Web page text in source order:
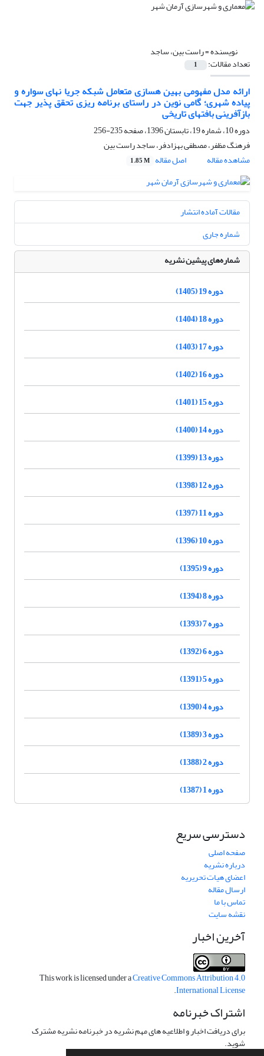
نویسنده =راست بین، ساجد
تعداد مقالات: 1
ارائه مدل مفهومی بهین هسازی متعامل شبکه جریا نهای سواره و
پیاده شهری؛ گامی نوین در راستای برنامه ریزی تحقق پذیر جهت
بازآفرینی بافتهای تاریخی
دوره 10، شماره 19، تابستان 1396، صفحه
235-256
فرهنگ مظفر، مصطفی بهزادفر، ساجد راست بین
مشاهده مقاله
اصل مقاله 1.85 M
مقالات آماده انتشار
شماره جاری
شماره‌های پیشین نشریه
دوره 19 (1405)
دوره 18 (1404)
دوره 17 (1403)
دوره 16 (1402)
دوره 15 (1401)
دوره 14 (1400)
دوره 13 (1399)
دوره 12 (1398)
دوره 11 (1397)
دوره 10 (1396)
دوره 9 (1395)
دوره 8 (1394)
دوره 7 (1393)
دوره 6 (1392)
دوره 5 (1391)
دوره 4 (1390)
دوره 3 (1389)
دوره 2 (1388)
دوره 1 (1387)
دسترسی سریع
صفحه اصلی
درباره نشریه
اعضای هیات تحریریه
ارسال مقاله
تماس با ما
نقشه سایت
آخرین اخبار
This work is licensed under aCreative Commons Attribution 4.0
International License
.
اشتراک خبرنامه
برای دریافت اخبار و اطلاعیه های مهم نشریه در خبرنامه نشریه مشترک
شوید.